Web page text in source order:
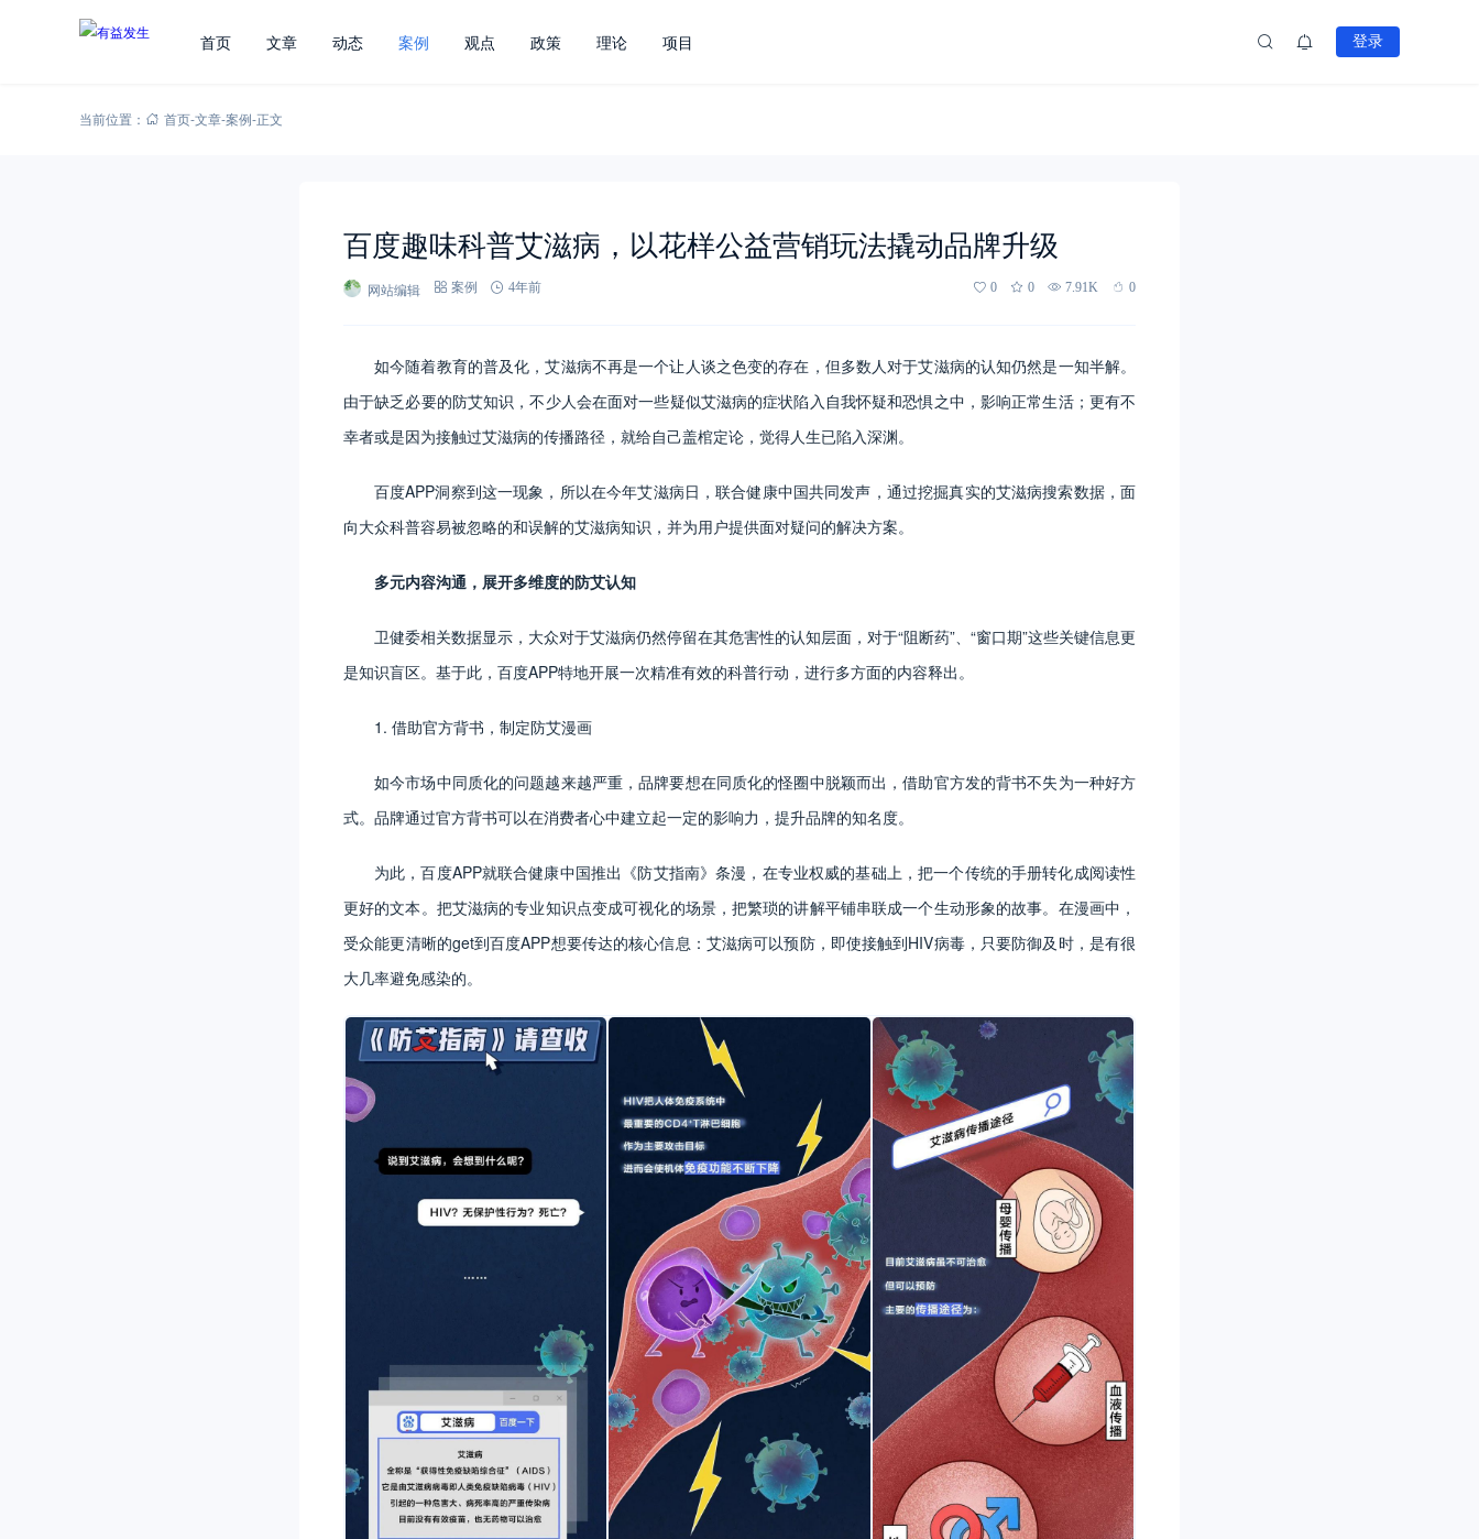
首页 文章 动态 案例 观点 政策 理论 项目 登录
当前位置： 首页-文章-案例-正文
百度趣味科普艾滋病，以花样公益营销玩法撬动品牌升级
网站编辑 案例 4年前 0 0 7.91K 0
如今随着教育的普及化，艾滋病不再是一个让人谈之色变的存在，但多数人对于艾滋病的认知仍然是一知半解。
由于缺乏必要的防艾知识，不少人会在面对一些疑似艾滋病的症状陷入自我怀疑和恐惧之中，影响正常生活；更有不
幸者或是因为接触过艾滋病的传播路径，就给自己盖棺定论，觉得人生已陷入深渊。
百度APP洞察到这一现象，所以在今年艾滋病日，联合健康中国共同发声，通过挖掘真实的艾滋病搜索数据，面
向大众科普容易被忽略的和误解的艾滋病知识，并为用户提供面对疑问的解决方案。
多元内容沟通，展开多维度的防艾认知
卫健委相关数据显示，大众对于艾滋病仍然停留在其危害性的认知层面，对于“阻断药”、“窗口期”这些关键信息更
是知识盲区。基于此，百度APP特地开展一次精准有效的科普行动，进行多方面的内容释出。
1. 借助官方背书，制定防艾漫画
如今市场中同质化的问题越来越严重，品牌要想在同质化的怪圈中脱颖而出，借助官方发的背书不失为一种好方
式。品牌通过官方背书可以在消费者心中建立起一定的影响力，提升品牌的知名度。
为此，百度APP就联合健康中国推出《防艾指南》条漫，在专业权威的基础上，把一个传统的手册转化成阅读性
更好的文本。把艾滋病的专业知识点变成可视化的场景，把繁琐的讲解平铺串联成一个生动形象的故事。在漫画中，
受众能更清晰的get到百度APP想要传达的核心信息：艾滋病可以预防，即使接触到HIV病毒，只要防御及时，是有很
大几率避免感染的。